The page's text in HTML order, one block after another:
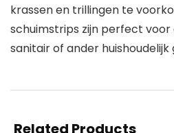
krassen en trillingen te
schuimstrips zijn perfect
sanitair of ander huishoudelijk
Related Products